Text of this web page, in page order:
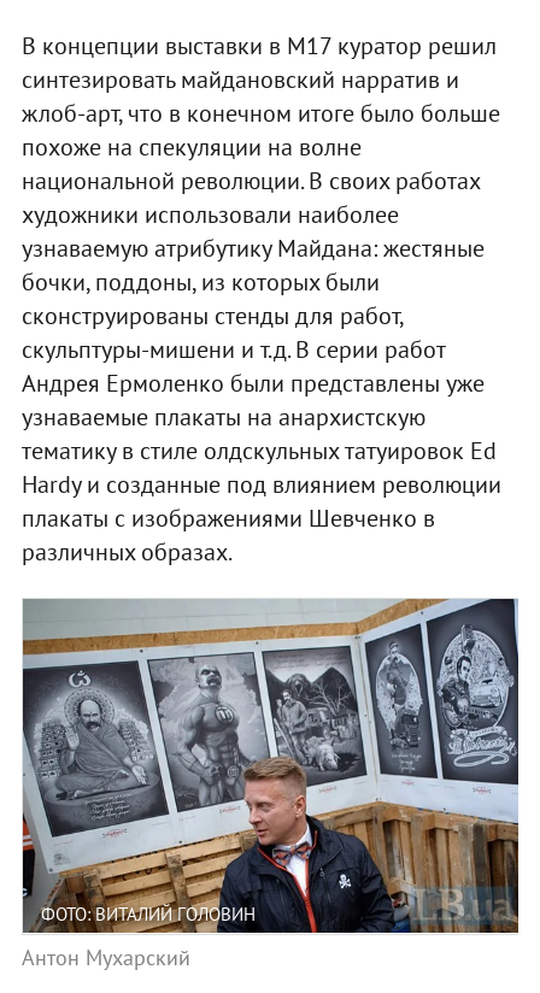
В концепции выставки в М17 куратор решил
синтезировать майдановский нарратив и
жлоб-арт, что в конечном итоге было больше
похоже на спекуляции на волне
национальной революции. В своих работах
художники использовали наиболее
узнаваемую атрибутику Майдана: жестяные
бочки, поддоны, из которых были
сконструированы стенды для работ,
скульптуры-мишени и т.д. В серии работ
Андрея Ермоленко были представлены уже
узнаваемые плакаты на анархистскую
тематику в стиле олдскульных татуировок Ed
Hardy и созданные под влиянием революции
плакаты с изображениями Шевченко в
различных образах.
ФОТО: ВИТАЛИЙ ГОЛОВИН
Антон Мухарский